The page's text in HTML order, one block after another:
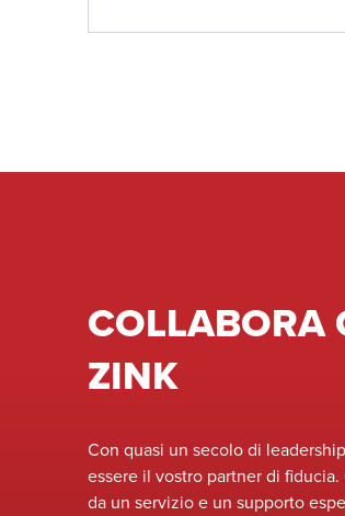
COLLABORA
ZINK
Con quasi un secolo di
essere il vostro partner di
da un servizio e un supporto